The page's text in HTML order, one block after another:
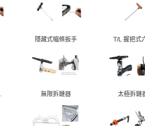
隱藏式幅條扳手 T/L 握把式
無限拆鏈器 太極拆鏈